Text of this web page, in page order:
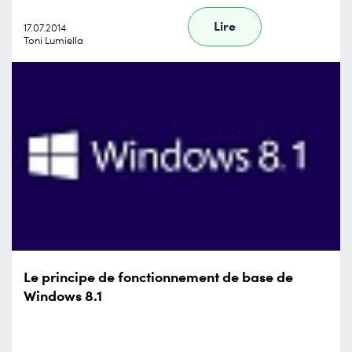
17.07.2014
Toni Lumiella
Lire
Le principe de fonctionnement de base de
Windows 8.1